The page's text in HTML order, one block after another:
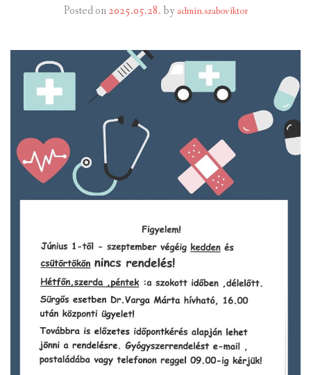
INFORMÁCIÓK
GALÉRIA
LETÖLTHETŐ NYOMTATVÁNYOK
VÁLASZTÁS 2026
TELEPÜLÉSIKÉPVISELŐI VAGYONNYILATKOZATOK – 2026.
ROMA NEMZETISÉGI ÖNKORMÁNYZATI KÉPVISELŐK
VAGYONNYILATKOZATA – 2026. ÉV
Posted on2025.05.28.by admin.szaboviktor